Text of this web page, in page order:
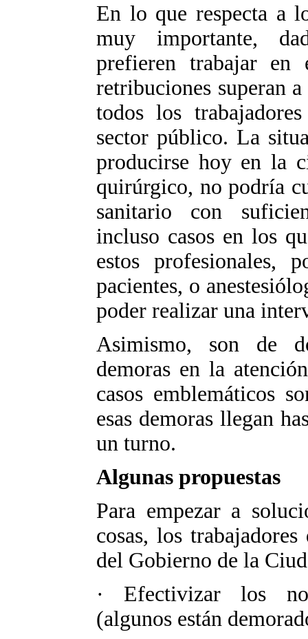
En lo que respecta a
muy importante,
prefieren trabajar en
retribuciones superan
todos los
sector público. La
producirse hoy en la
quirúrgico, no podría
sanitario con
incluso casos en los
estos profesionales,
pacientes, o
poder realizar una
Asimismo, son de
demoras en la
casos emblemáticos
esas demoras llegan
un turno.
Algunas propuestas
Para empezar a
cosas, los
del Gobierno de la
· Efectivizar los
(algunos están